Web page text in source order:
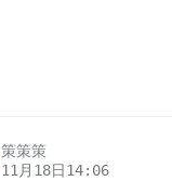
策策策
11月18日14:06